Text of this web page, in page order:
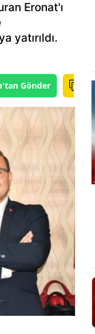
Eronat'ı
yatırıldı.
Gönder